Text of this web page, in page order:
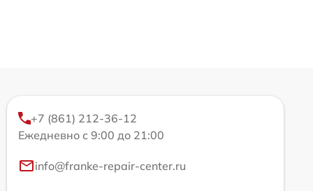
+7 (861) 212-36-12
Ежедневно с 9:00 до 21:00
info@franke-repair-center.ru